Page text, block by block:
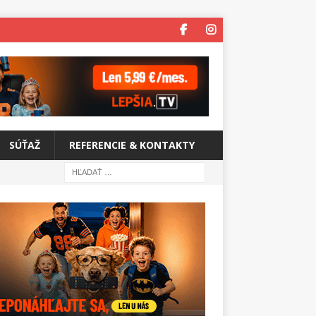
SÚŤAŽ REFERENCIE & KONTAKTY